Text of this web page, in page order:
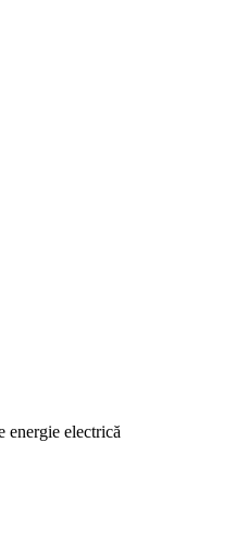
energie electrică